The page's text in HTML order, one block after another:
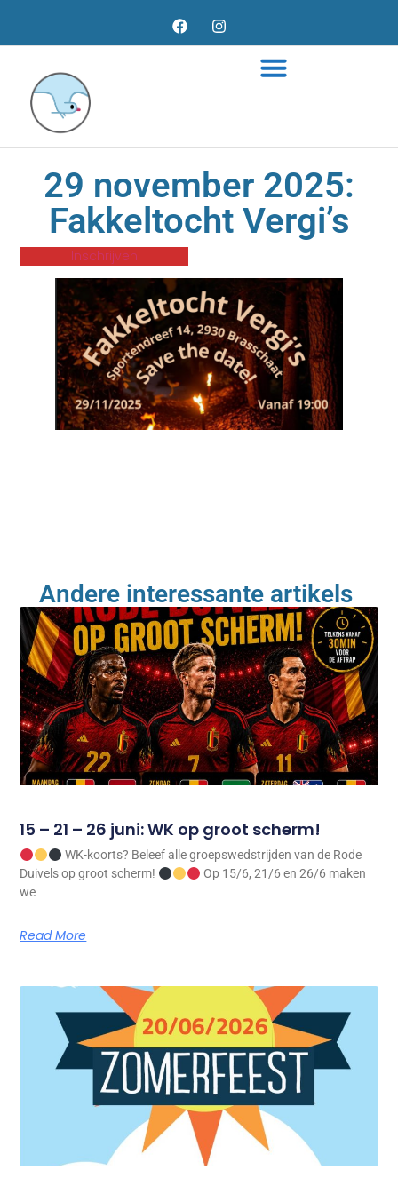
29 november 2025:
Fakkeltocht Vergi’s
Inschrijven
Andere interessante artikels ​
15 – 21 – 26 juni: WK op groot scherm!
WK-koorts? Beleef alle groepswedstrijden van de Rode
Duivels op groot scherm!
Op 15/6, 21/6 en 26/6 maken
we
Read More